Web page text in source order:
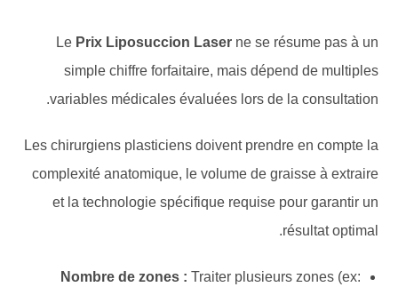
LePrix Liposuccion Laserne se résume pas à un
simple chiffre forfaitaire, mais dépend de multiples
variables médicales évaluées lors de la consultation.
Les chirurgiens plasticiens doivent prendre en compte la
complexité anatomique, le volume de graisse à extraire
et la technologie spécifique requise pour garantir un
résultat optimal.
Nombre de zones :Traiter plusieurs zones (ex: